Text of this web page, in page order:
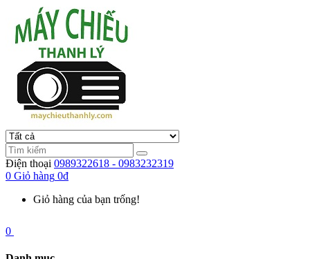
Điện thoại 0989322618 - 0983232319
0 Giỏ hàng 0đ
Giỏ hàng của bạn trống!
0